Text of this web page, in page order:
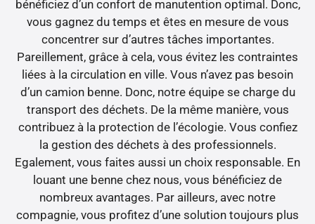
bénéficiez d’un confort de manutention optimal. Donc,
vous gagnez du temps et êtes en mesure de vous
concentrer sur d’autres tâches importantes.
Pareillement, grâce à cela, vous évitez les contraintes
liées à la circulation en ville. Vous n’avez pas besoin
d’un camion benne. Donc, notre équipe se charge du
transport des déchets. De la même manière, vous
contribuez à la protection de l’écologie. Vous confiez
la gestion des déchets à des professionnels.
Egalement, vous faites aussi un choix responsable. En
louant une benne chez nous, vous bénéficiez de
nombreux avantages. Par ailleurs, avec notre
compagnie, vous profitez d’une solution toujours plus